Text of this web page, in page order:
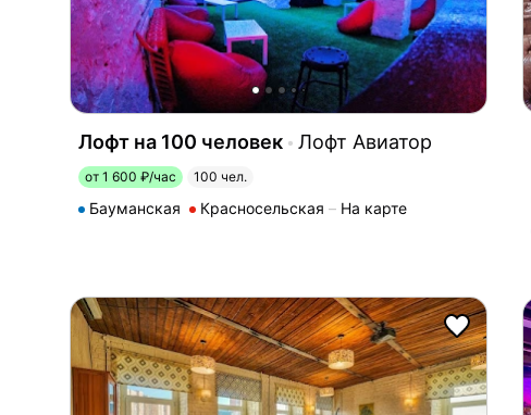
Лофт на 100 человек Лофт Авиатор
от 1 600 ₽/час 100 чел.
Бауманская Красносельская На карте